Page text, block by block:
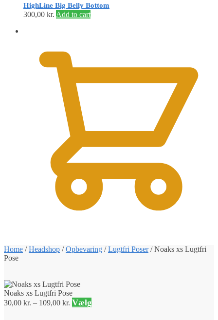
HighLine Big Belly Bottom
300,00 kr. Add to cart
Home /Headshop /Opbevaring /Lugtfri Poser/Noaks xs Lugtfri
Pose
Noaks xs Lugtfri Pose
30,00 kr. – 109,00 kr. Vælg